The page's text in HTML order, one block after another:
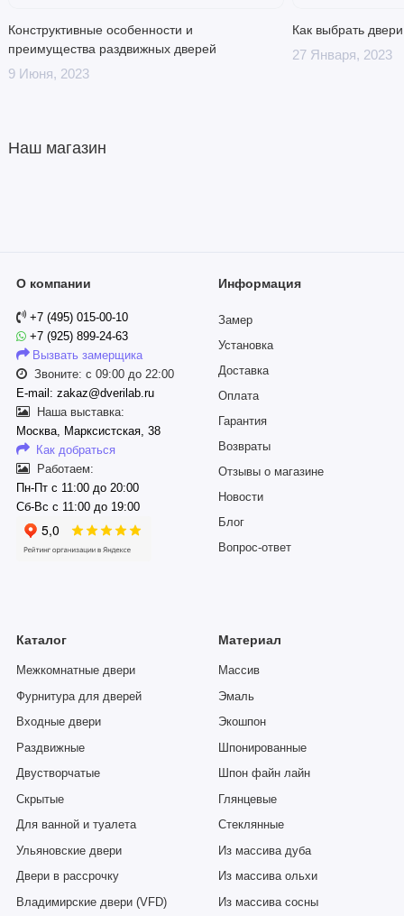
Конструктивные особенности и
преимущества раздвижных дверей
9 Июня, 2023
Как выбрать
27 Января, 2023
Наш магазин
О компании
+7 (495) 015-00-10
+7 (925) 899-24-63
Вызвать замерщика
Звоните: с 09:00 до 22:00
E-mail: zakaz@dverilab.ru
Наша выставка:
Москва, Марксистская, 38
Как добраться
Работаем:
Пн-Пт с 11:00 до 20:00
Сб-Вс с 11:00 до 19:00
Информация
Замер
Установка
Доставка
Оплата
Гарантия
Возвраты
Отзывы о магазине
Новости
Блог
Вопрос-ответ
Каталог
Межкомнатные двери
Фурнитура для дверей
Входные двери
Раздвижные
Двустворчатые
Скрытые
Для ванной и туалета
Ульяновские двери
Двери в рассрочку
Владимирские двери (VFD)
Материал
Массив
Эмаль
Экошпон
Шпонированные
Шпон файн лайн
Глянцевые
Стеклянные
Из массива дуба
Из массива ольхи
Из массива сосны